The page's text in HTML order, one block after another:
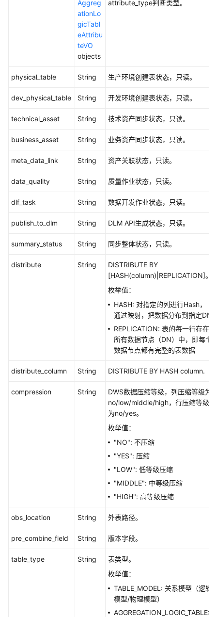
录
据
务
据
全
用
例
附
帮
档
Aggreg
ationLo
gicTabl
eAttribu
teVO
objects
attribute_type判断类型。
physical_table String 生产环境创建表状态，只读。
dev_physical_table String 开发环境创建表状态，只读。
technical_asset String 技术资产同步状态，只读。
business_asset String 业务资产同步状态，只读。
meta_data_link String 资产关联状态，只读。
data_quality String 质量作业状态，只读。
dlf_task String 数据开发作业状态，只读。
publish_to_dlm String DLM API生成状态，只读。
summary_status String 同步整体状态，只读。
distribute String
DISTRIBUTE BY
[HASH(column)|REPLICATION]。
枚举值：
HASH: 对指定的列进行Hash，
通过映射，把数据分布到指定DN
REPLICATION: 表的每一行存在
所有数据节点（DN）中，即每个
数据节点都有完整的表数据
distribute_column String DISTRIBUTE BY HASH column.
compression String
DWS数据压缩等级，列压缩等级为
no/low/middle/high，行压缩等级
为no/yes。
枚举值：
"NO": 不压缩
"YES": 压缩
"LOW": 低等级压缩
"MIDDLE": 中等级压缩
"HIGH": 高等级压缩
obs_location String 外表路径。
pre_combine_field String 版本字段。
table_type String
表类型。
枚举值：
TABLE_MODEL: 关系模型（逻辑
模型/物理模型）
AGGREGATION_LOGIC_TABLE: